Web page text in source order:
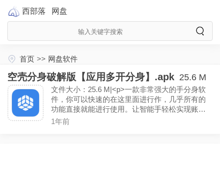
西部落 网盘
首页 >> 网盘软件
空壳分身破解版【应用多开分身】.apk 25.6 M
文件大小：25.6 M|<p>一款非常强大的手分身软
件，你可以快速的在这里面进行作，几乎所有的
功能直接就能进行使用。让智能手轻松实现账号
分离，隐保护再升级。轻松克隆主流应用如社交
1年前